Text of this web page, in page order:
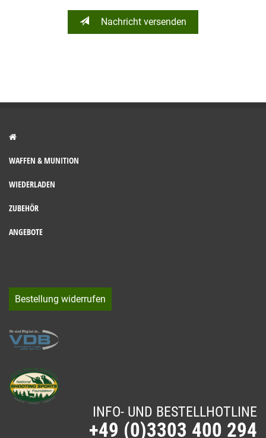
Nachricht versenden
WAFFEN & MUNITION
WIEDERLADEN
ZUBEHÖR
ANGEBOTE
Bestellung widerrufen
INFO- UND BESTELLHOTLINE
+49 (0)3303 400 294